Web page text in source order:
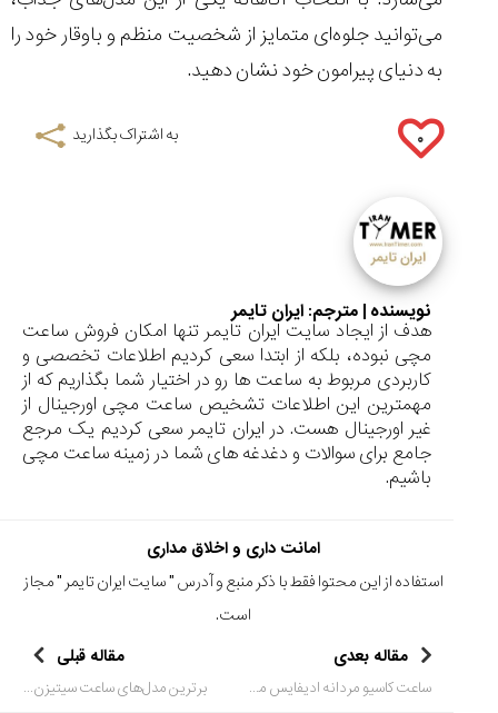
می‌توانید جلوه‌ای متمایز از شخصیت منظم و باوقار خود را
به دنیای پیرامون خود نشان دهید.
۰ به اشتراک بگذارید
نویسنده | مترجم: ایران تایمر
هدف از ایجاد سایت ایران تایمر تنها امکان فروش ساعت
مچی نبوده، بلکه از ابتدا سعی کردیم اطلاعات تخصصی و
کاربردی مربوط به ساعت ها رو در اختیار شما بگذاریم که از
مهمترین این اطلاعات تشخیص ساعت مچی اورجینال از
غیر اورجینال هست. در ایران تایمر سعی کردیم یک مرجع
جامع برای سوالات و دغدغه های شما در زمینه ساعت مچی
باشیم.
امانت داری و اخلاق مداری
استفاده از این محتوا فقط با ذکر منبع و آدرس "سایت ایران تایمر " مجاز
است.
مقاله بعدی
ساعت کاسیو مردانه ادیفایس مدل ECB-2300HR-1A: پیوند عمیق با دنیای سرعت و مهندسی دقیق
مقاله قبلی
برترین مدل‌های ساعت سیتیزن پرومستر اسکای برای علاقه‌مندان به پرواز